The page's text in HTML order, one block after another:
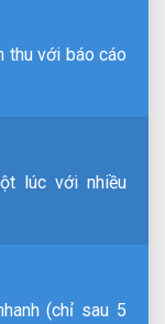
thu với báo cáo
lúc với nhiều
(chỉ sau 5